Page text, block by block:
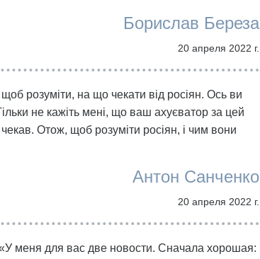
Борислав Береза
20 апреля 2022 г.
розуміти, на що чекати від росіян. Ось ви
не кажіть мені, що ваш ахуєватор за цей
Отож, щоб розуміти росіян, і чим вони
Антон Санченко
20 апреля 2022 г.
меня для вас две новости. Сначала хорошая: